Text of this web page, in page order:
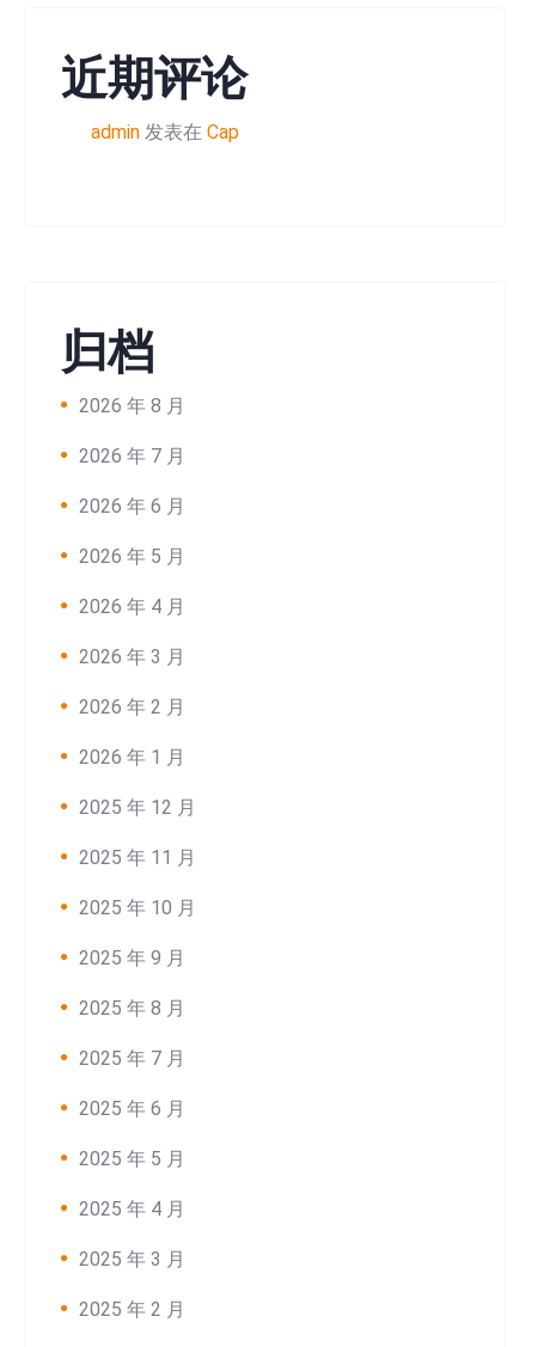
近期评论
admin发表在 Cap
归档
2026 年 8 月
2026 年 7 月
2026 年 6 月
2026 年 5 月
2026 年 4 月
2026 年 3 月
2026 年 2 月
2026 年 1 月
2025 年 12 月
2025 年 11 月
2025 年 10 月
2025 年 9 月
2025 年 8 月
2025 年 7 月
2025 年 6 月
2025 年 5 月
2025 年 4 月
2025 年 3 月
2025 年 2 月